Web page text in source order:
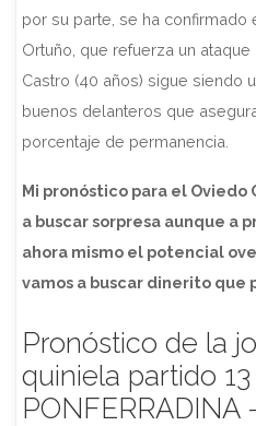
por su parte, se ha
Ortuño, que refuerza un
Castro (40 años) sigue siendo
buenos delanteros que
porcentaje de permanencia.
Mi pronóstico para el Oviedo
a buscar sorpresa aunque a
ahora mismo el potencial
vamos a buscar dinerito que
Pronóstico de la
quiniela partido 13
PONFERRADINA